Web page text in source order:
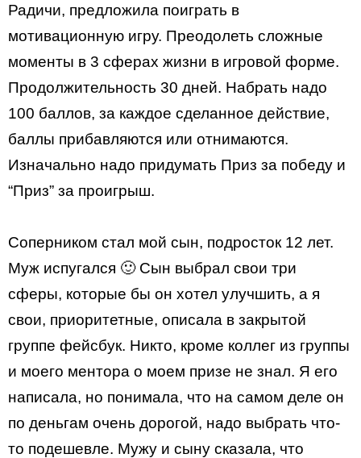
Радичи, предложила поиграть в
мотивационную игру. Преодолеть сложные
моменты в 3 сферах жизни в игровой форме.
Продолжительность 30 дней. Набрать надо
100 баллов, за каждое сделанное действие,
баллы прибавляются или отнимаются.
Изначально надо придумать Приз за победу и
“Приз” за проигрыш.
Соперником стал мой сын, подросток 12 лет.
Муж испугался 🙂 Сын выбрал свои три
сферы, которые бы он хотел улучшить, а я
свои, приоритетные, описала в закрытой
группе фейсбук. Никто, кроме коллег из группы
и моего ментора о моем призе не знал. Я его
написала, но понимала, что на самом деле он
по деньгам очень дорогой, надо выбрать что-
то подешевле. Мужу и сыну сказала, что